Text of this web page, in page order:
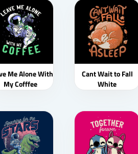
Me Alone With
My Cofffee
Cant Wait to Fall
White